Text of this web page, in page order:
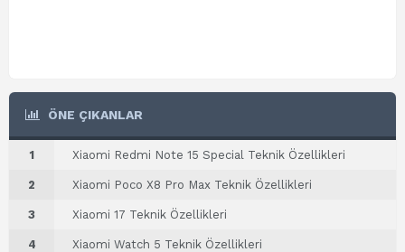
ÖNE ÇIKANLAR
1 Xiaomi Redmi Note 15 Special Teknik Özellikleri
2 Xiaomi Poco X8 Pro Max Teknik Özellikleri
3 Xiaomi 17 Teknik Özellikleri
4 Xiaomi Watch 5 Teknik Özellikleri